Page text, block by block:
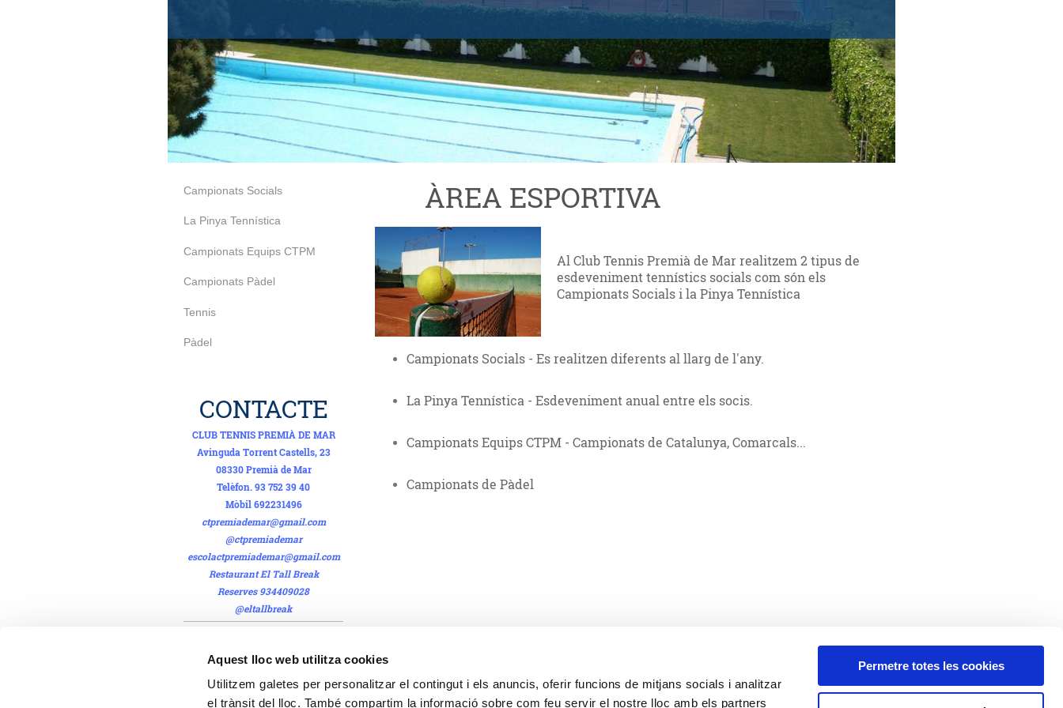
Aquest lloc web utilitza cookies
Utilitzem galetes per personalitzar el contingut i els anuncis, oferir funcions de mitjans socials i analitzar
el trànsit del lloc. També compartim la informació sobre com feu servir el nostre lloc amb els partners
Permetre totes les cookies
ÀREA ESPORTIVA
Al Club Tennis Premià de Mar realitzem 2 tipus de
esdeveniment tennístics socials com són els
Campionats Socials i la Pinya Tennística
Campionats Socials - Es realitzen diferents al llarg de l'any.
La Pinya Tennística - Esdeveniment anual entre els socis.
Campionats Equips CTPM - Campionats de Catalunya, Comarcals...
Campionats de Pàdel
Campionats Socials
La Pinya Tennística
Campionats Equips CTPM
Campionats Pàdel
Tennis
Pàdel
CONTACTE
CLUB TENNIS PREMIÀ DE MAR
Avinguda Torrent Castells, 23
08330 Premià de Mar
Telèfon. 93 752 39 40
Mòbil 692231496
ctpremiademar@gmail.com
@ctpremiademar
escolactpremiademar@gmail.com
Restaurant El Tall Break
Reserves 934409028
@eltallbreak
FES-TE SOCI!
Gaudeix dels millors serveis i
del Pàdel al millor preu!!